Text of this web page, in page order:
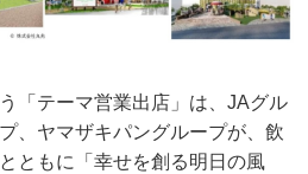
「テーマ営業出店」は、JAグル
、ヤマザキパングループが、飲
ともに「幸せを創る明日の風